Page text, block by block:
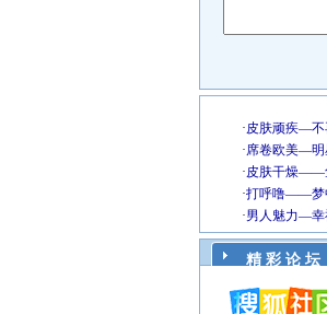
精 彩 论 坛